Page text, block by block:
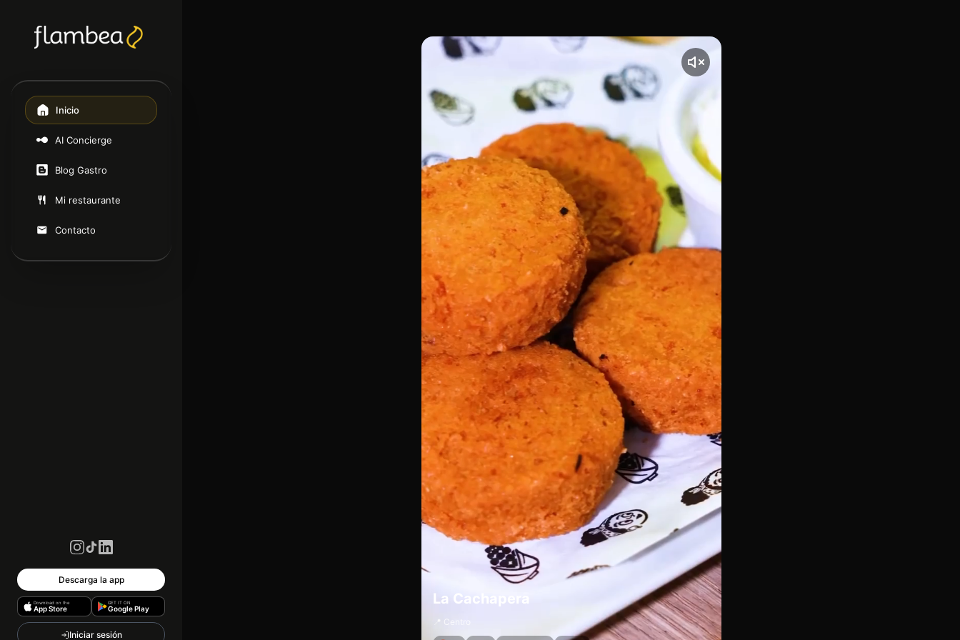
Inicio
AI Concierge
Blog Gastro
Mi restaurante
Contacto
Descarga la app
Download on the
App Store
GET IT ON
Google Play
Iniciar sesión
La Cachapera
📍 Centro
La Cachapera en el Carrer de la Marina 241 de Barcelona, en el Poblenou, es la sede barcelonesa
[00:00 - Escena 1: Introducción y Ambiente] El vídeo comienza con una toma de La